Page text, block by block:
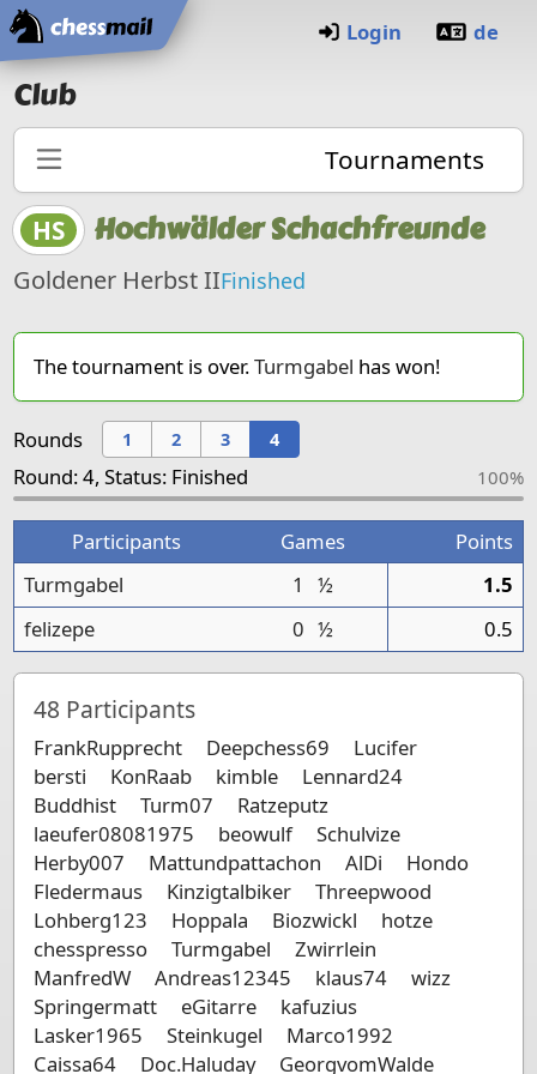
Home
Login de
Club
Tournaments
HS Hochwälder Schachfreunde
Goldener Herbst IIFinished
The tournament is over.Turmgabel has won!
Rounds 1 2 3 4
Round: 4, Status: Finished 100%
Participants Games
Points
Turmgabel
1 ½
1.5
felizepe
0 ½ 0.5
48 Participants
FrankRupprecht Deepchess69
Lucifer
bersti
KonRaab kimble
Lennard24
Buddhist
Turm07
Ratzeputz
laeufer08081975
beowulf
Schulvize
Herby007
Mattundpattachon AlDi
Hondo
Fledermaus
Kinzigtalbiker
Threepwood
Lohberg123
Hoppala Biozwickl
hotze
chesspresso
Turmgabel
Zwirrlein
ManfredW
Andreas12345 klaus74
wizz
Springermatt
eGitarre
kafuzius
Lasker1965
Steinkugel
Marco1992
Caissa64
Doc.Haluday GeorgvomWalde